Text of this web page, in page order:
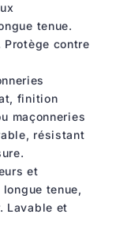
tenue.
Protège contre
finition
maçonneries
résistant
et
tenue,
Lavable et